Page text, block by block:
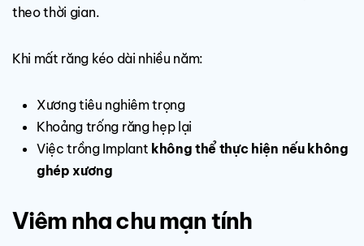
theo thời gian.
Khi mất răng kéo dài nhiều năm:
Xương tiêu nghiêm trọng
Khoảng trống răng hẹp lại
Việc trồng Implant không thể thực hiện nếu không
ghép xương
Viêm nha chu mạn tính